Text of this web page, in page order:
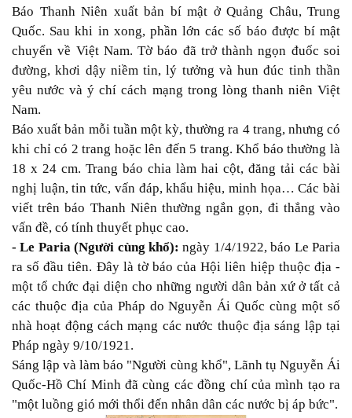
Báo Thanh Niên xuất bản bí mật ở Quảng Châu, Trung
Quốc. Sau khi in xong, phần lớn các số báo được bí mật
chuyển về Việt Nam. Tờ báo đã trở thành ngọn đuốc soi
đường, khơi dậy niềm tin, lý tưởng và hun đúc tinh thần
yêu nước và ý chí cách mạng trong lòng thanh niên Việt
Nam.
Báo xuất bản mỗi tuần một kỳ, thường ra 4 trang, nhưng có
khi chỉ có 2 trang hoặc lên đến 5 trang. Khổ báo thường là
18 x 24 cm. Trang báo chia làm hai cột, đăng tải các bài
nghị luận, tin tức, vấn đáp, khẩu hiệu, minh họa… Các bài
viết trên báo Thanh Niên thường ngắn gọn, đi thẳng vào
vấn đề, có tính thuyết phục cao.
- Le Paria (Người cùng khổ): ngày 1/4/1922, báo Le Paria
ra số đầu tiên. Đây là tờ báo của Hội liên hiệp thuộc địa -
một tổ chức đại diện cho những người dân bản xứ ở tất cả
các thuộc địa của Pháp do Nguyễn Ái Quốc cùng một số
nhà hoạt động cách mạng các nước thuộc địa sáng lập tại
Pháp ngày 9/10/1921.
Sáng lập và làm báo "Người cùng khổ", Lãnh tụ Nguyễn Ái
Quốc-Hồ Chí Minh đã cùng các đồng chí của mình tạo ra
"một luồng gió mới thổi đến nhân dân các nước bị áp bức".